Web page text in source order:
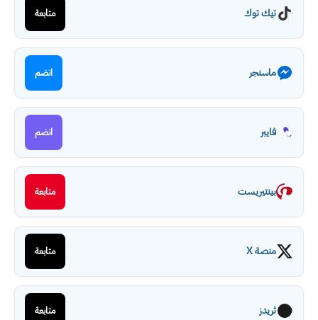
تيك توك متابعة
ماسنجر انضم
فايبر انضم
بينتيريست متابعة
منصة X متابعة
ثريدز متابعة